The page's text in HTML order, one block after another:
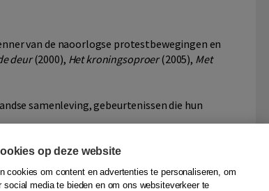
van de naoorlogse protestbewegingen en
deur(2000), Het kroningsoproer(2005), Met
samenleving, gebeurtenissen die hun
op deze website
cookies om content en advertenties te personaliseren, om
social media te bieden en om ons websiteverkeer te